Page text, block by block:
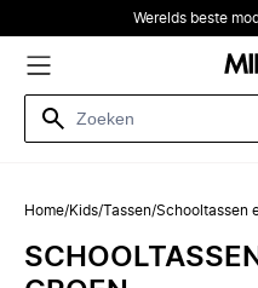
Werelds beste
Home/Kids/Tassen/Schooltassen